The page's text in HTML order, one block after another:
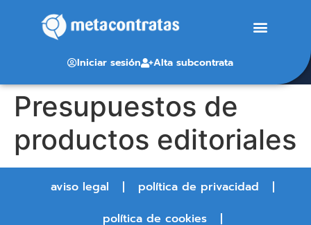
Iniciar sesión Alta subcontrata
Presupuestos de
productos editoriales
aviso legal
política de privacidad
política de cookies